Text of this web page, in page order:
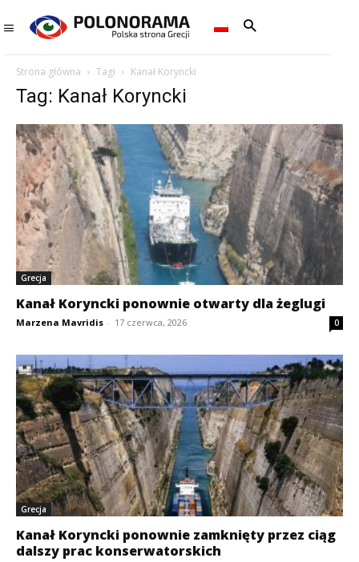
Strona główna Tagi Kanał Koryncki
Tag: Kanał Koryncki
Grecja
Kanał Koryncki ponownie otwarty dla żeglugi
Marzena Mavridis - 17 czerwca, 2026 0
Grecja
Kanał Koryncki ponownie zamknięty przez ciąg
dalszy prac konserwatorskich